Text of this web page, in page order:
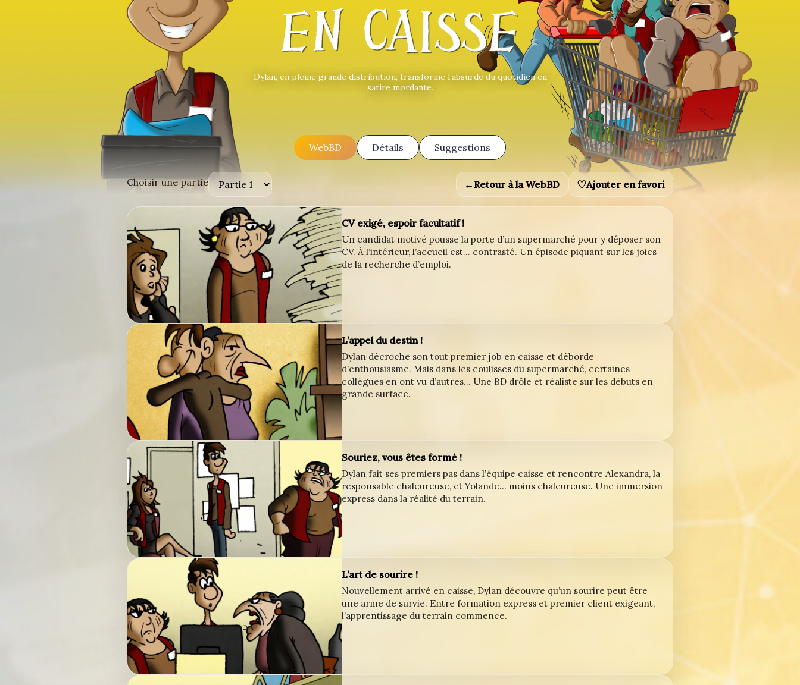
Dylan, en pleine grande distribution, transforme l’absurde du quotidien en
satire mordante.
WebBD Détails Suggestions
Choisir une partie ←Retour à la WebBD ♡Ajouter en favori
CV exigé, espoir facultatif !
Un candidat motivé pousse la porte d’un supermarché pour y déposer son
CV. À l’intérieur, l’accueil est... contrasté. Un épisode piquant sur les joies
de la recherche d’emploi.
L’appel du destin !
Dylan décroche son tout premier job en caisse et déborde
d’enthousiasme. Mais dans les coulisses du supermarché, certaines
collègues en ont vu d’autres… Une BD drôle et réaliste sur les débuts en
grande surface.
Souriez, vous êtes formé !
Dylan fait ses premiers pas dans l’équipe caisse et rencontre Alexandra, la
responsable chaleureuse, et Yolande… moins chaleureuse. Une immersion
express dans la réalité du terrain.
L’art de sourire !
Nouvellement arrivé en caisse, Dylan découvre qu’un sourire peut être
une arme de survie. Entre formation express et premier client exigeant,
l’apprentissage du terrain commence.